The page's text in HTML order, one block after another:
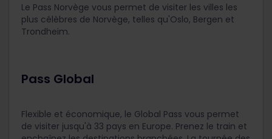
Le Pass Norvège vous permet de visiter les villes les
plus célèbres de Norvège, telles qu'Oslo, Bergen et
Trondheim.
Pass Global
Flexible et économique, le Global Pass vous permet
de visiter jusqu'à 33 pays en Europe. Prenez le train et